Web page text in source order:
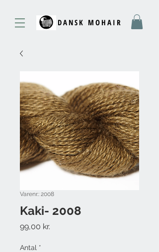
DANSK MOHAIR
Varenr.: 2008
Kaki- 2008
99,00 kr.
Antal *